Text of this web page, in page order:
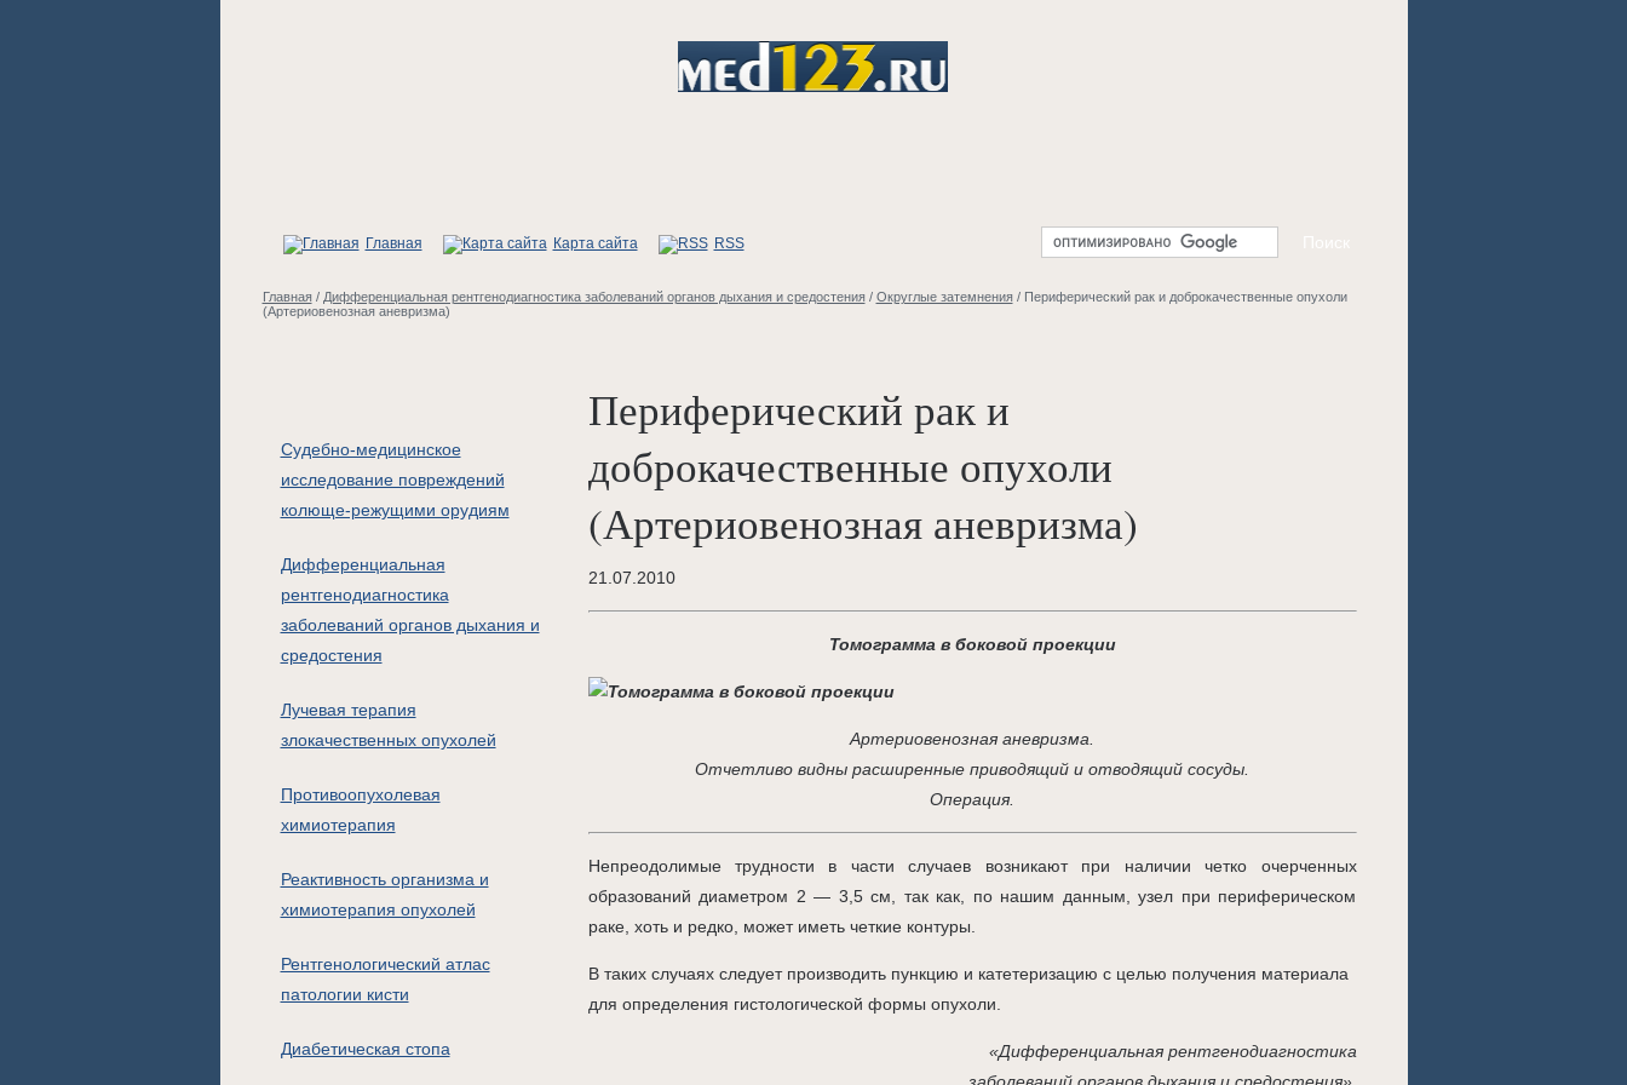
Главная Карта сайта RSS
Главная/ Дифференциальная рентгенодиагностика заболеваний органов дыхания и средостения/ Округлые затемнения/ Периферический рак и доброкачественные опухоли
(Артериовенозная аневризма)
Судебно-медицинское
исследование повреждений
колюще-режущими орудиям
Дифференциальная
рентгенодиагностика
заболеваний органов дыхания и
средостения
Лучевая терапия
злокачественных опухолей
Противоопухолевая
химиотерапия
Реактивность организма и
химиотерапия опухолей
Рентгенологический атлас
патологии кисти
Диабетическая стопа
Периферический рак и
доброкачественные опухоли
(Артериовенозная аневризма)
21.07.2010
Томограмма в боковой проекции
Артериовенозная аневризма.
Отчетливо видны расширенные приводящий и отводящий сосуды.
Операция.
Непреодолимые трудности в части случаев возникают при наличии четко очерченных
образований диаметром 2 — 3,5 см, так как, по нашим данным, узел при периферическом
раке, хоть и редко, может иметь четкие контуры.
В таких случаях следует производить пункцию и катетеризацию с целью получения материала
для определения гистологической формы опухоли.
«Дифференциальная рентгенодиагностика